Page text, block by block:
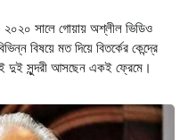
২০২০ সালে গোয়ায় অশ্লীল ভিডিও
বিষয়ে মত দিয়ে বিতর্কের কেন্দ্রে
দুই সুন্দরী আসছেন একই ফ্রেমে।